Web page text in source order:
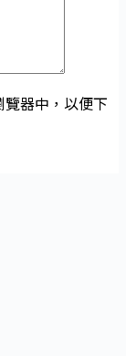
覽器中，以便下